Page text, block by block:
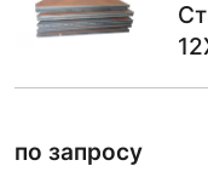
по запросу